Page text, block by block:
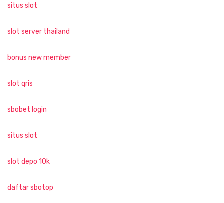
situs slot
slot server thailand
bonus new member
slot qris
sbobet login
situs slot
slot depo 10k
daftar sbotop